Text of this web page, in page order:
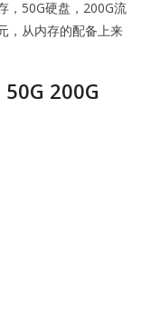
，50G硬盘，200G流
，从内存的配备上来
200G